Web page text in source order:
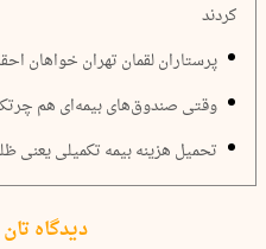
کردند
پرستاران لقمان تهران خواهان
وقتی صندوق‌های بیمه‌ای هم
تحمیل هزینه بیمه تکمیلی یعنی
دیدگاه